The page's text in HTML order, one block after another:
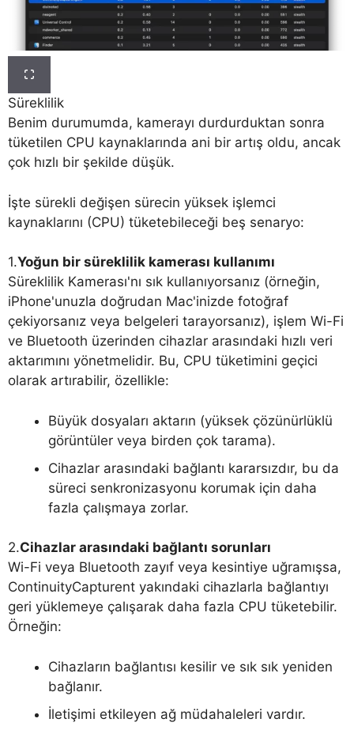
Süreklilik
Benim durumumda, kamerayı durdurduktan sonra
tüketilen CPU kaynaklarında ani bir artış oldu, ancak
çok hızlı bir şekilde düşük.
İşte sürekli değişen sürecin yüksek işlemci
kaynaklarını (CPU) tüketebileceği beş senaryo:
1.Yoğun bir süreklilik kamerası kullanımı
Süreklilik Kamerası'nı sık kullanıyorsanız (örneğin,
iPhone'unuzla doğrudan Mac'inizde fotoğraf
çekiyorsanız veya belgeleri tarayorsanız), işlem Wi-Fi
ve Bluetooth üzerinden cihazlar arasındaki hızlı veri
aktarımını yönetmelidir. Bu, CPU tüketimini geçici
olarak artırabilir, özellikle:
Büyük dosyaları aktarın (yüksek çözünürlüklü
görüntüler veya birden çok tarama).
Cihazlar arasındaki bağlantı kararsızdır, bu da
süreci senkronizasyonu korumak için daha
fazla çalışmaya zorlar.
2.Cihazlar arasındaki bağlantı sorunları
Wi-Fi veya Bluetooth zayıf veya kesintiye uğramışsa,
ContinuityCapturent yakındaki cihazlarla bağlantıyı
geri yüklemeye çalışarak daha fazla CPU tüketebilir.
Örneğin:
Cihazların bağlantısı kesilir ve sık sık yeniden
bağlanır.
İletişimi etkileyen ağ müdahaleleri vardır.